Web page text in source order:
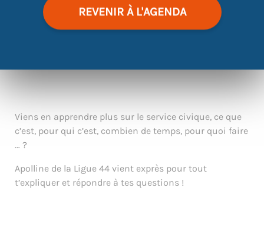
REVENIR À L'AGENDA
Viens en apprendre plus sur le service civique, ce que
c’est, pour qui c’est, combien de temps, pour quoi faire
… ?
Apolline de la Ligue 44 vient exprès pour tout
t’expliquer et répondre à tes questions !